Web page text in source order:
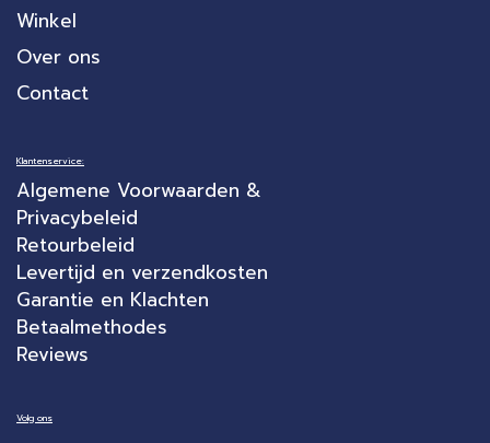
Winkel
Over ons
Contact
Klantenservice:
Algemene Voorwaarden &
Privacybeleid
Retourbeleid
Levertijd en verzendkosten
Garantie en Klachten
Betaalmethodes
Reviews
Volg ons